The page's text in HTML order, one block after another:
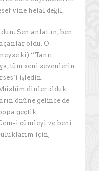
yine helal değil.
Sen anlattın, ben
oldu. O
ki) ‘’Tanrı
ya, tüm seni sevenlerin
işledin.
dinler olduk
önüne gelince de
geçtik
i cümleyi ve beni
için,